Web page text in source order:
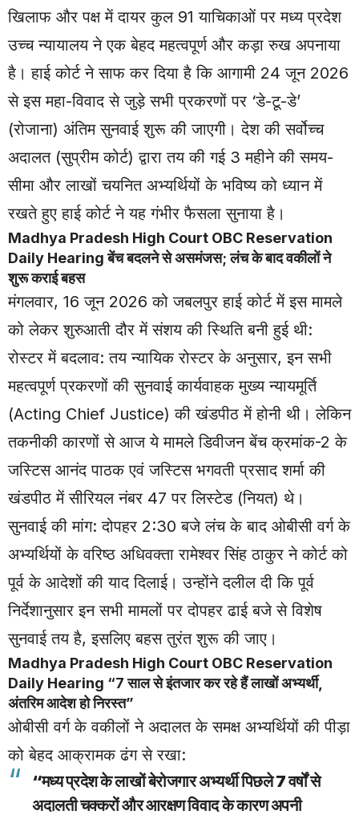
खिलाफ और पक्ष में दायर कुल 91 याचिकाओं पर मध्य प्रदेश
उच्च न्यायालय ने एक बेहद महत्वपूर्ण और कड़ा रुख अपनाया
है। हाई कोर्ट ने साफ कर दिया है कि आगामी 24 जून 2026
से इस महा-विवाद से जुड़े सभी प्रकरणों पर ‘डे-टू-डे’
(रोजाना) अंतिम सुनवाई शुरू की जाएगी। देश की सर्वोच्च
अदालत (सुप्रीम कोर्ट) द्वारा तय की गई 3 महीने की समय-
सीमा और लाखों चयनित अभ्यर्थियों के भविष्य को ध्यान में
रखते हुए हाई कोर्ट ने यह गंभीर फैसला सुनाया है।
Madhya Pradesh High Court OBC Reservation
Daily Hearing बेंच बदलने से असमंजस; लंच के बाद वकीलों ने
शुरू कराई बहस
मंगलवार, 16 जून 2026 को जबलपुर हाई कोर्ट में इस मामले
को लेकर शुरुआती दौर में संशय की स्थिति बनी हुई थी:
रोस्टर में बदलाव: तय न्यायिक रोस्टर के अनुसार, इन सभी
महत्वपूर्ण प्रकरणों की सुनवाई कार्यवाहक मुख्य न्यायमूर्ति
(Acting Chief Justice) की खंडपीठ में होनी थी। लेकिन
तकनीकी कारणों से आज ये मामले डिवीजन बेंच क्रमांक-2 के
जस्टिस आनंद पाठक एवं जस्टिस भगवती प्रसाद शर्मा की
खंडपीठ में सीरियल नंबर 47 पर लिस्टेड (नियत) थे।
सुनवाई की मांग: दोपहर 2:30 बजे लंच के बाद ओबीसी वर्ग के
अभ्यर्थियों के वरिष्ठ अधिवक्ता रामेश्वर सिंह ठाकुर ने कोर्ट को
पूर्व के आदेशों की याद दिलाई। उन्होंने दलील दी कि पूर्व
निर्देशानुसार इन सभी मामलों पर दोपहर ढाई बजे से विशेष
सुनवाई तय है, इसलिए बहस तुरंत शुरू की जाए।
Madhya Pradesh High Court OBC Reservation
Daily Hearing “7 साल से इंतजार कर रहे हैं लाखों अभ्यर्थी,
अंतरिम आदेश हो निरस्त”
ओबीसी वर्ग के वकीलों ने अदालत के समक्ष अभ्यर्थियों की पीड़ा
को बेहद आक्रामक ढंग से रखा:
“मध्य प्रदेश के लाखों बेरोजगार अभ्यर्थी पिछले 7 वर्षों से
अदालती चक्करों और आरक्षण विवाद के कारण अपनी